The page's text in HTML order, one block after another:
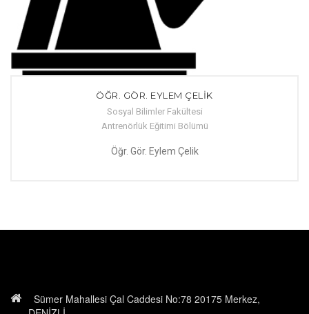
ÖĞR. GÖR. EYLEM ÇELİK
Sosyal Bilimler Fakültesi
Antrenörlük Eğitimi Bölümü
Öğr. Gör. Eylem Çelik
Sümer Mahallesi Çal Caddesi No:78 20175 Merkez,